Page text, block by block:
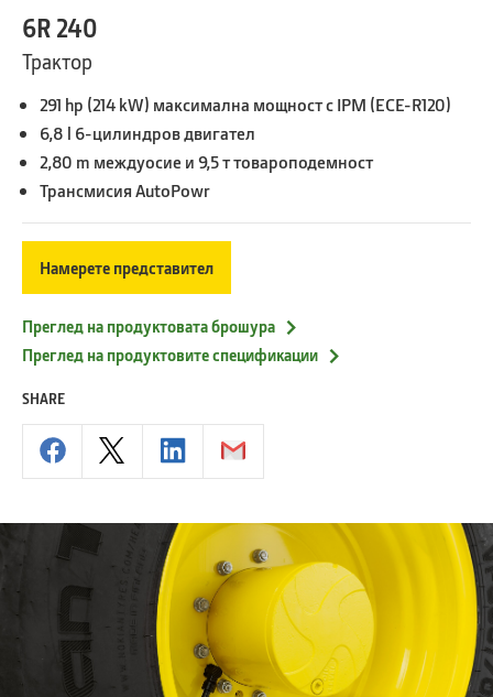
6R 240
Трактор
291 hp (214 kW) максимална мощност с IPM (ECE-R120)
6,8 l 6-цилиндров двигател
2,80 m междуосие и 9,5 т товароподемност
Трансмисия AutoPowr
Намерете представител
Преглед на продуктовата брошура
Преглед на продуктовите спецификации
SHARE